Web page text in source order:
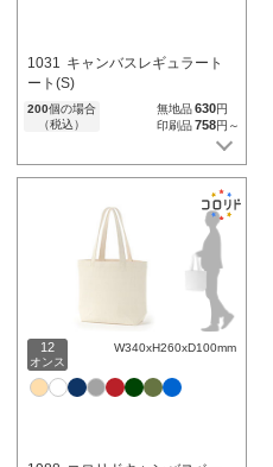
1031 キャンバスレギュラート
ート(S)
200個の場合
（税込）
無地品630円
印刷品758円～
12
オンス
W340xH260xD100mm